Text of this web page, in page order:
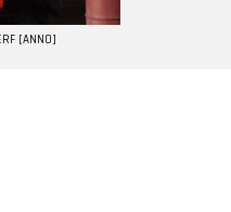
[ANNO]